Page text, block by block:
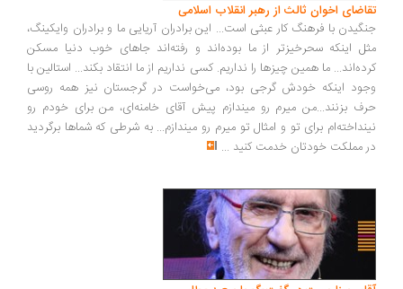
تقاضای اخوان ثالث از رهبر انقلاب اسلامی
جنگیدن با فرهنگ کار عبثی است... این برادران آریایی ما و برادران وایکینگ،
مثل اینکه سحرخیزتر از ما بوده‌اند و رفته‌اند جاهای خوب دنیا مسکن
کرده‌اند... ما همین چیزها را نداریم. کسی نداریم از ما انتقاد بکند... استالین با
وجود اینکه خودش گرجی بود، می‌خواست در گرجستان نیز همه روسی
حرف بزنند...من میرم رو میندازم پیش آقای خامنه‌ای، من برای خودم رو
نینداخته‌ام برای تو و امثال تو میرم رو میندازم... به شرطی که شماها برگردید
در مملکت خودتان خدمت کنید ...